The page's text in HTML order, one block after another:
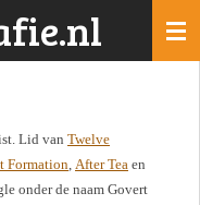
Lid van Twelve
Formation, After Tea en
onder de naam Govert